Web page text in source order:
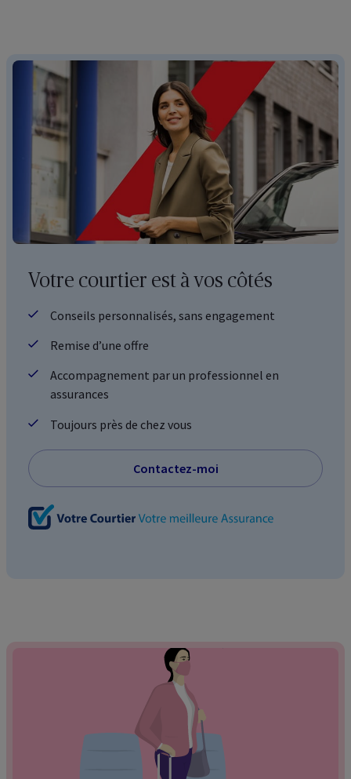
Votre courtier est à vos côtés
Conseils personnalisés, sans engagement
Remise d’une offre
Accompagnement par un professionnel en
assurances
Toujours près de chez vous
Contactez-moi